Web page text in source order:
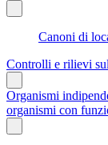
Canoni di
Controlli e rilievi
Organismi
organismi con